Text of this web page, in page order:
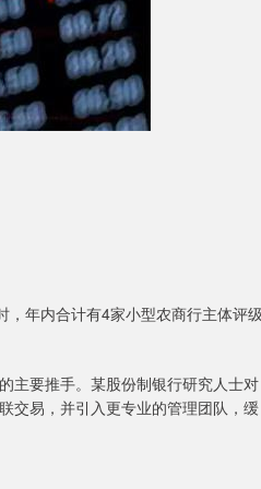
年内合计有4家小型农商行主体评
要推手。某股份制银行研究人士对
交易，并引入更专业的管理团队，缓